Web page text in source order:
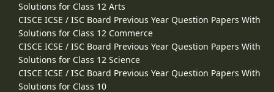
Solutions for Class 12 Arts
CISCE ICSE / ISC Board Previous Year Question Papers With
Solutions for Class 12 Commerce
CISCE ICSE / ISC Board Previous Year Question Papers With
Solutions for Class 12 Science
CISCE ICSE / ISC Board Previous Year Question Papers With
Solutions for Class 10